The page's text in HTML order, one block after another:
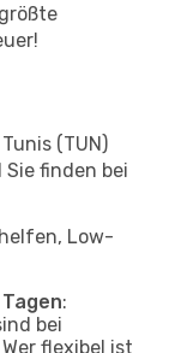
(TUN)
Sie finden bei
Low-
:
bei
flexibel ist